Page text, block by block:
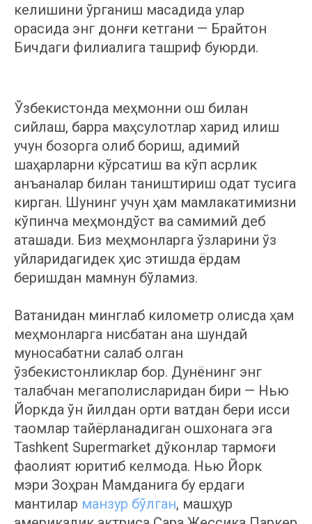
келишини ўрганиш мақсадида улар
орасида энг донғи кетгани — Брайтон
Бичдаги филиалига ташриф буюрди.
Ўзбекистонда меҳмонни ош билан
сийлаш, барра маҳсулотлар харид қилиш
учун бозорга олиб бориш, қадимий
шаҳарларни кўрсатиш ва кўп асрлик
анъаналар билан таништириш одат тусига
кирган. Шунинг учун ҳам мамлакатимизни
кўпинча меҳмондўст ва самимий деб
аташади. Биз меҳмонларга ўзларини ўз
уйларидагидек ҳис этишда ёрдам
беришдан мамнун бўламиз.
Ватанидан минглаб километр олисда ҳам
меҳмонларга нисбатан ана шундай
муносабатни сақлаб қолган
ўзбекистонликлар бор. Дунёнинг энг
талабчан мегаполисларидан бири — Нью
Йоркда ўн йилдан ортиқ вақтдан бери иссиқ
таомлар тайёрланадиган ошхонага эга
Tashkent Supermarket дўконлар тармоғи
фаолият юритиб келмоқда. Нью Йорк
мэри Зоҳран Мамданига бу ердаги
мантилар манзур бўлган, машҳур